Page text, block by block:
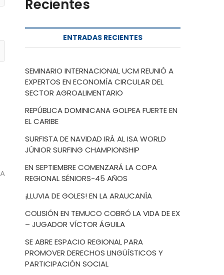
Recientes
ENTRADAS RECIENTES
SEMINARIO INTERNACIONAL UCM REUNIÓ A
EXPERTOS EN ECONOMÍA CIRCULAR DEL
SECTOR AGROALIMENTARIO
REPÚBLICA DOMINICANA GOLPEA FUERTE EN
EL CARIBE
SURFISTA DE NAVIDAD IRÁ AL ISA WORLD
JÚNIOR SURFING CHAMPIONSHIP
EN SEPTIEMBRE COMENZARÁ LA COPA
REGIONAL SÉNIORS-45 AÑOS
¡LLUVIA DE GOLES! EN LA ARAUCANÍA
COLISIÓN EN TEMUCO COBRÓ LA VIDA DE EX
– JUGADOR VÍCTOR ÁGUILA
SE ABRE ESPACIO REGIONAL PARA
PROMOVER DERECHOS LINGÜÍSTICOS Y
PARTICIPACIÓN SOCIAL